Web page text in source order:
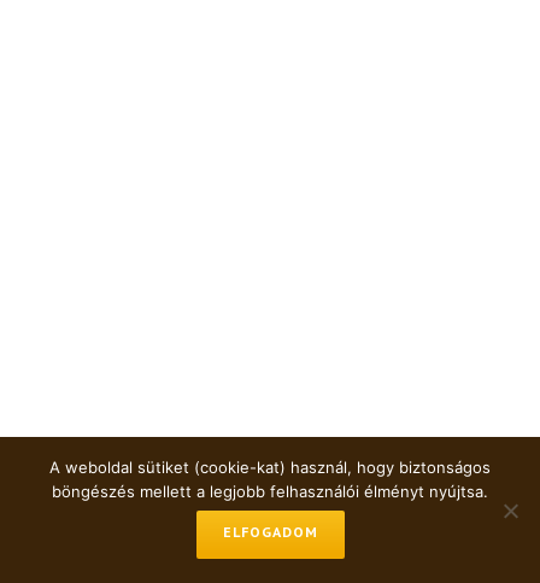
A weboldal sütiket (cookie-kat) használ, hogy biztonságos
böngészés mellett a legjobb felhasználói élményt nyújtsa.
ELFOGADOM